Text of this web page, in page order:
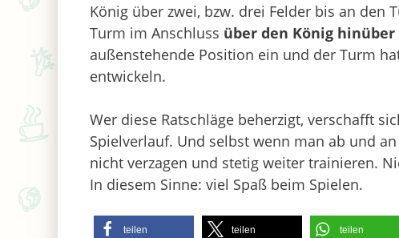
König über zwei, bzw. drei Felder bis an den
Turm im Anschluss über den König hinüber
außenstehende Position ein und der Turm
entwickeln.
Wer diese Ratschläge beherzigt, verschafft
Spielverlauf. Und selbst wenn man ab und
nicht verzagen und stetig weiter trainieren.
In diesem Sinne: viel Spaß beim Spielen.
teilen teilen teilen